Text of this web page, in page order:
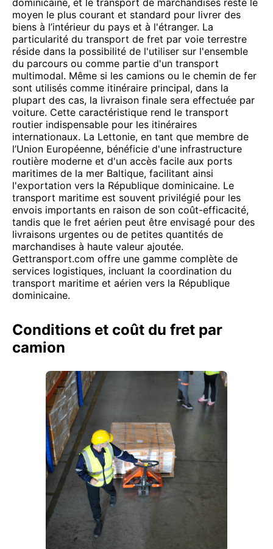
dominicaine, et le transport de marchandises reste le
moyen le plus courant et standard pour livrer des
biens à l’intérieur du pays et à l'étranger. La
particularité du transport de fret par voie terrestre
réside dans la possibilité de l'utiliser sur l'ensemble
du parcours ou comme partie d'un transport
multimodal. Même si les camions ou le chemin de fer
sont utilisés comme itinéraire principal, dans la
plupart des cas, la livraison finale sera effectuée par
voiture. Cette caractéristique rend le transport
routier indispensable pour les itinéraires
internationaux. La Lettonie, en tant que membre de
l’Union Européenne, bénéficie d'une infrastructure
routière moderne et d'un accès facile aux ports
maritimes de la mer Baltique, facilitant ainsi
l'exportation vers la République dominicaine. Le
transport maritime est souvent privilégié pour les
envois importants en raison de son coût-efficacité,
tandis que le fret aérien peut être envisagé pour des
livraisons urgentes ou de petites quantités de
marchandises à haute valeur ajoutée.
Gettransport.com offre une gamme complète de
services logistiques, incluant la coordination du
transport maritime et aérien vers la République
dominicaine.
Conditions et coût du fret par
camion